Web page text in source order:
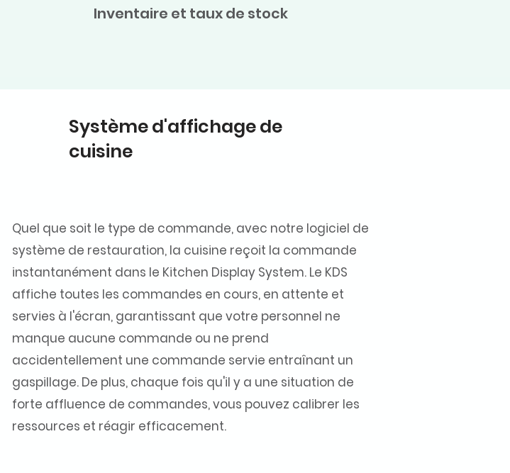
Inventaire et taux de stock
Système d'affichage de
cuisine
Quel que soit le type de commande, avec notre logiciel de
système de restauration, la cuisine reçoit la commande
instantanément dans le Kitchen Display System. Le KDS
affiche toutes les commandes en cours, en attente et
servies à l'écran, garantissant que votre personnel ne
manque aucune commande ou ne prend
accidentellement une commande servie entraînant un
gaspillage. De plus, chaque fois qu'il y a une situation de
forte affluence de commandes, vous pouvez calibrer les
ressources et réagir efficacement.